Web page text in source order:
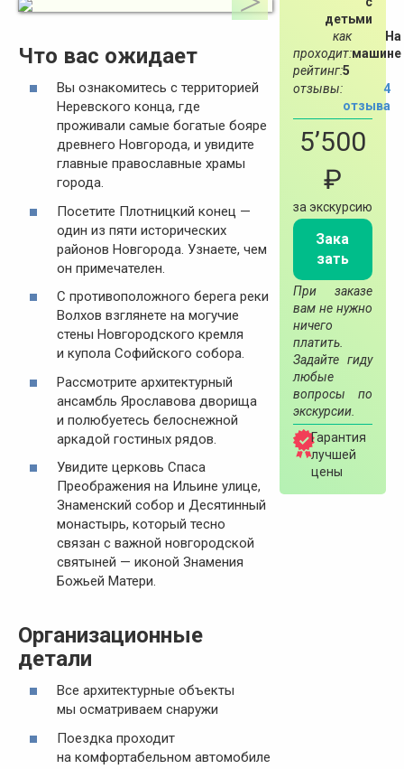
детьми
как
проходит:
На
машине
рейтинг:5
отзывы:
4
отзыва
5’500
₽
за экскурсию
Зака
зать
При заказе
вам не нужно
ничего
платить.
Задайте гиду
любые
вопросы по
экскурсии.
Гарантия
лучшей
цены
Что вас ожидает
Вы ознакомитесь с территорией
Неревского конца, где
проживали самые богатые бояре
древнего Новгорода, и увидите
главные православные храмы
города.
Посетите Плотницкий конец —
один из пяти исторических
районов Новгорода. Узнаете, чем
он примечателен.
С противоположного берега реки
Волхов взглянете на могучие
стены Новгородского кремля
и купола Софийского собора.
Рассмотрите архитектурный
ансамбль Ярославова дворища
и полюбуетесь белоснежной
аркадой гостиных рядов.
Увидите церковь Спаса
Преображения на Ильине улице,
Знаменский собор и Десятинный
монастырь, который тесно
связан с важной новгородской
святыней — иконой Знамения
Божьей Матери.
Организационные
детали
Все архитектурные объекты
мы осматриваем снаружи
Поездка проходит
на комфортабельном автомобиле